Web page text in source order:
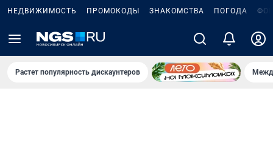
НЕДВИЖИМОСТЬ ПРОМОКОДЫ ЗНАКОМСТВА ПОГОДА
Растет популярность дискаунтеров